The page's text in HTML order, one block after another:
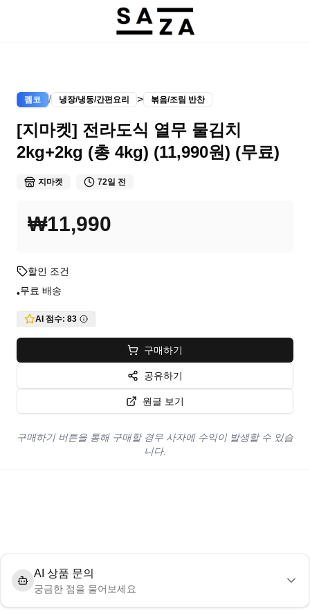
펨코 / 냉장/냉동/간편요리 > 볶음/조림 반찬
[지마켓] 전라도식 열무 물김치
2kg+2kg (총 4kg) (11,990원) (무료)
지마켓 72일 전
₩11,990
할인 조건
•무료 배송
AI 점수: 83
구매하기
공유하기
원글 보기
구매하기 버튼을 통해 구매할 경우 사자에 수익이 발생할 수 있습
니다.
AI 상품 문의
궁금한 점을 물어보세요